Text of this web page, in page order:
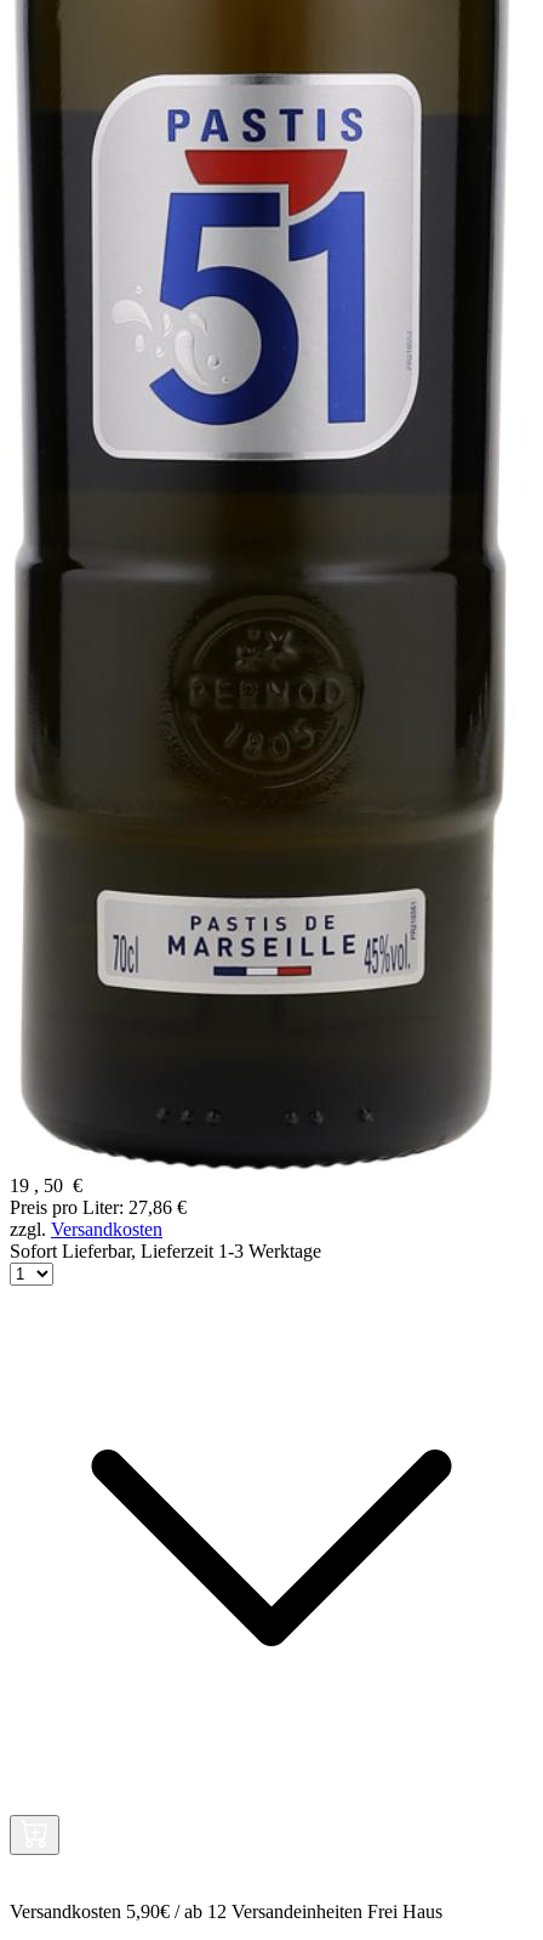
19 , 50 €
Preis pro Liter: 27,86 €
zzgl. Versandkosten
Sofort Lieferbar, Lieferzeit 1-3 Werktage
Versandkosten 5,90€ / ab 12 Versandeinheiten Frei Haus